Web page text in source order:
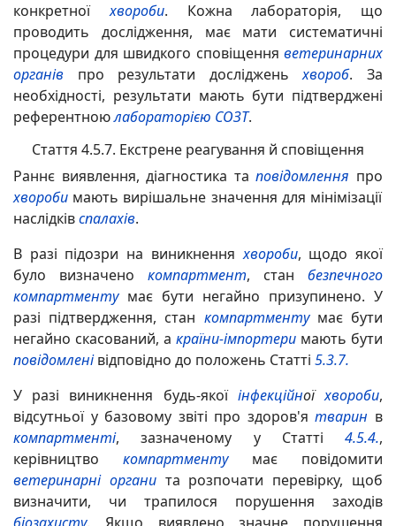
конкретної
хвороби. Кожна лабораторія, що
проводить дослідження, має мати систематичні
процедури для швидкого сповіщення ветеринарних
органів про результати досліджень хвороб. За
необхідності, результати мають бути підтверджені
референтноюлабораторією СОЗТ.
Стаття 4.5.7. Екстрене реагування й сповіщення
Раннє виявлення, діагностика таповідомлення про
хвороби мають вирішальне значення для мінімізації
наслідківспалахів.
В разі підозри на виникнення хвороби, щодо якої
було визначено компартмент, стан безпечного
компартментумає бути негайно призупинено. У
разі підтвердження, стан компартментумає бути
негайно скасований, а країни-імпортери мають бути
повідомленівідповідно до положень Статті 5.3.7.
У разі виникнення будь-якої інфекційноїхвороби,
відсутньої у базовому звіті про здоров'ятварин в
компартменті, зазначеному у Статті 4.5.4.,
керівництво компартментумає повідомити
ветеринарні органита розпочати перевірку, щоб
визначити, чи трапилося порушення заходів